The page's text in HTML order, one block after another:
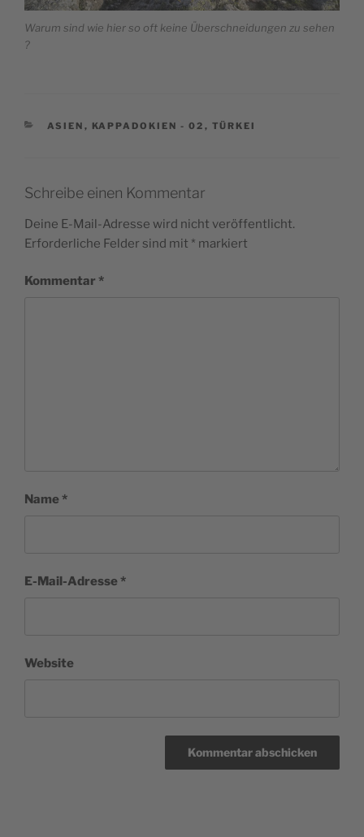
Warum sind wie hier so oft keine Überschneidungen zu sehen
?
KATEGORIEN
ASIEN , KAPPADOKIEN - 02 , TÜRKEI
Schreibe einen Kommentar
Deine E-Mail-Adresse wird nicht veröffentlicht.
Erforderliche Felder sind mit * markiert
Kommentar *
Name*
E-Mail-Adresse*
Website